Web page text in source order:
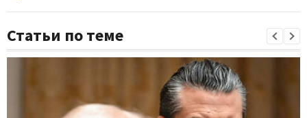
Статьи по теме